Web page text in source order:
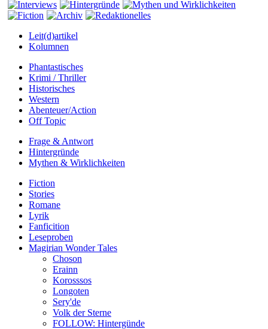
Leit(d)artikel
Kolumnen
Phantastisches
Krimi / Thriller
Historisches
Western
Abenteuer/Action
Off Topic
Frage & Antwort
Hintergründe
Mythen & Wirklichkeiten
Fiction
Stories
Romane
Lyrik
Fanficition
Leseproben
Magirian Wonder Tales
Choson
Erainn
Korosssos
Longoten
Sery'de
Volk der Sterne
FOLLOW: Hintergünde